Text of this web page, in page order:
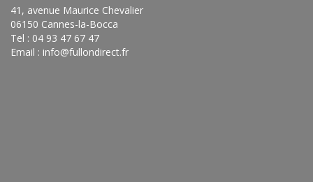
41, avenue Maurice Chevalier
06150 Cannes-la-Bocca
Tel : 04 93 47 67 47
Email : info@fullondirect.fr